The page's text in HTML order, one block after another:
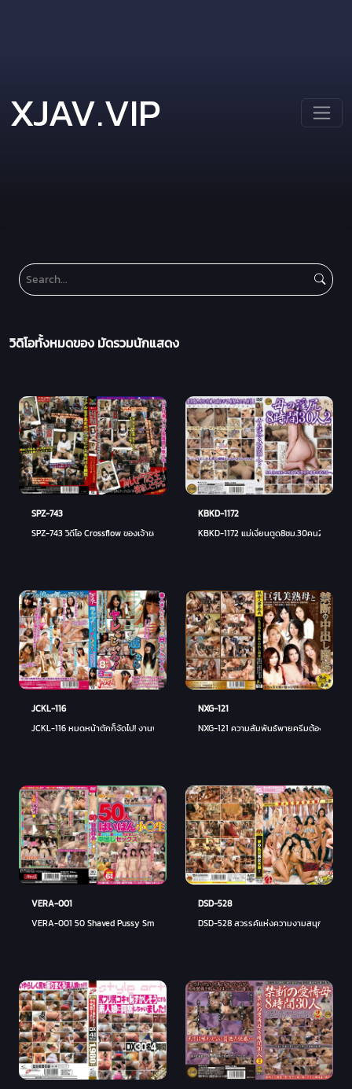
XJAV.VIP
วิดิโอทั้งหมดของ มัดรวมนักแสดง
SPZ-743
SPZ-743 วิดีโอ Crossflow ของเจ้าของร้าน Brucella สิ่งที่ Yatteroy เปื้อนกางเกง
KBKD-1172
KBKD-1172 แม่เงี่ยนตูด8ชม.30คน2
JCKL-116
JCKL-116 หมดหน้าตักก็จัดไป! งานพาร์ทไทม์แสนซนของมือสมัครเล่น
NXG-121
NXG-121 ความสัมพันธ์พายครีมต้องห้ามกั
VERA-001
VERA-001 50 Shaved Pussy Small การผลิต○ฉันต้องการทำให้ชุ่มฉ่ำเหมือนเกิดมาเป็น
DSD-528
DSD-528 สวรรค์แห่งความงามสนุกสนานกั